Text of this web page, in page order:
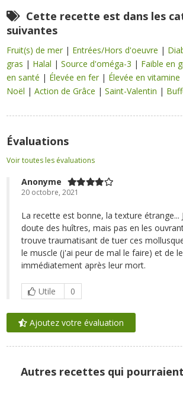
Cette recette est dans les
suivantes
Fruit(s) de mer | Entrées/Hors d'oeuvre |
gras | Halal |Source d'oméga-3 | Faible en
en santé | Élevée en fer | Élevée en vitamine
Noël |Action de Grâce |Saint-Valentin |
Évaluations
Voir toutes les évaluations
Anonyme
20 octobre, 2021
La recette est bonne, la texture étrange...
doute des huîtres, mais pas en les
trouve traumatisant de tuer ces
le muscle (j'ai peur de mal le faire) et de
immédiatement après leur mort.
Utile 0
Ajoutez votre évaluation
Autres recettes qui